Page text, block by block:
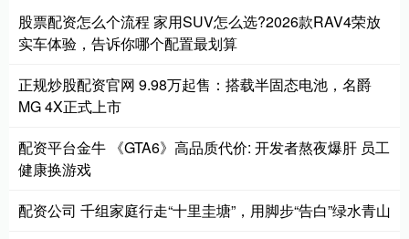
股票配资怎么个流程 家用SUV怎么选?2026款RAV4荣放
实车体验，告诉你哪个配置最划算
正规炒股配资官网 9.98万起售：搭载半固态电池，名爵
MG 4X正式上市
配资平台金牛 《GTA6》高品质代价: 开发者熬夜爆肝 员工
健康换游戏
配资公司 千组家庭行走“十里圭塘”，用脚步“告白”绿水青山